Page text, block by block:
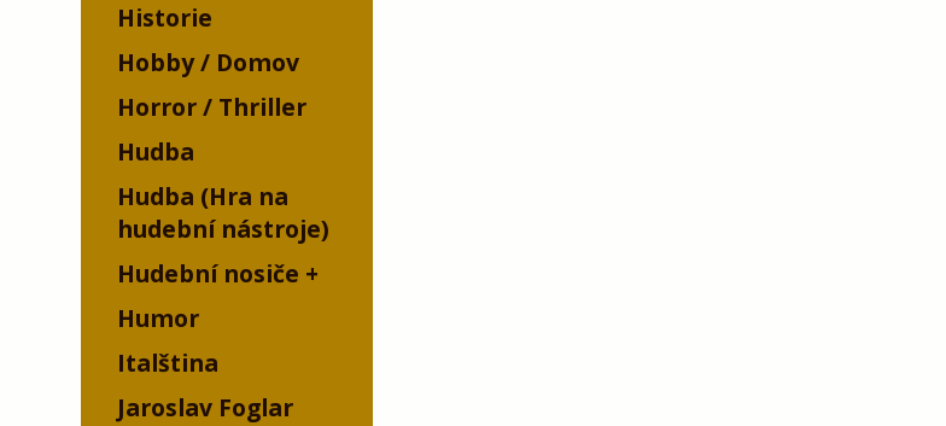
Historie
Hobby / Domov
Horror / Thriller
Hudba
Hudba (Hra na
hudební nástroje)
Hudební nosiče
Humor
Italština
Jaroslav Foglar